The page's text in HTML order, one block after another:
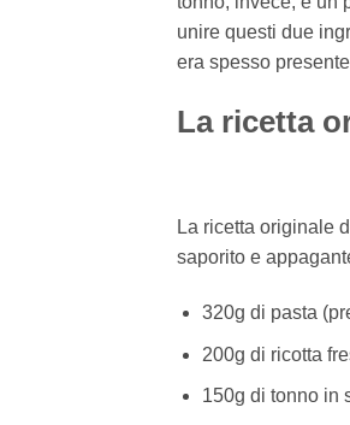
unire questi due
era spesso
La ricetta
La ricetta originale
saporito e
320g di pasta
200g di ricotta
150g di tonno in